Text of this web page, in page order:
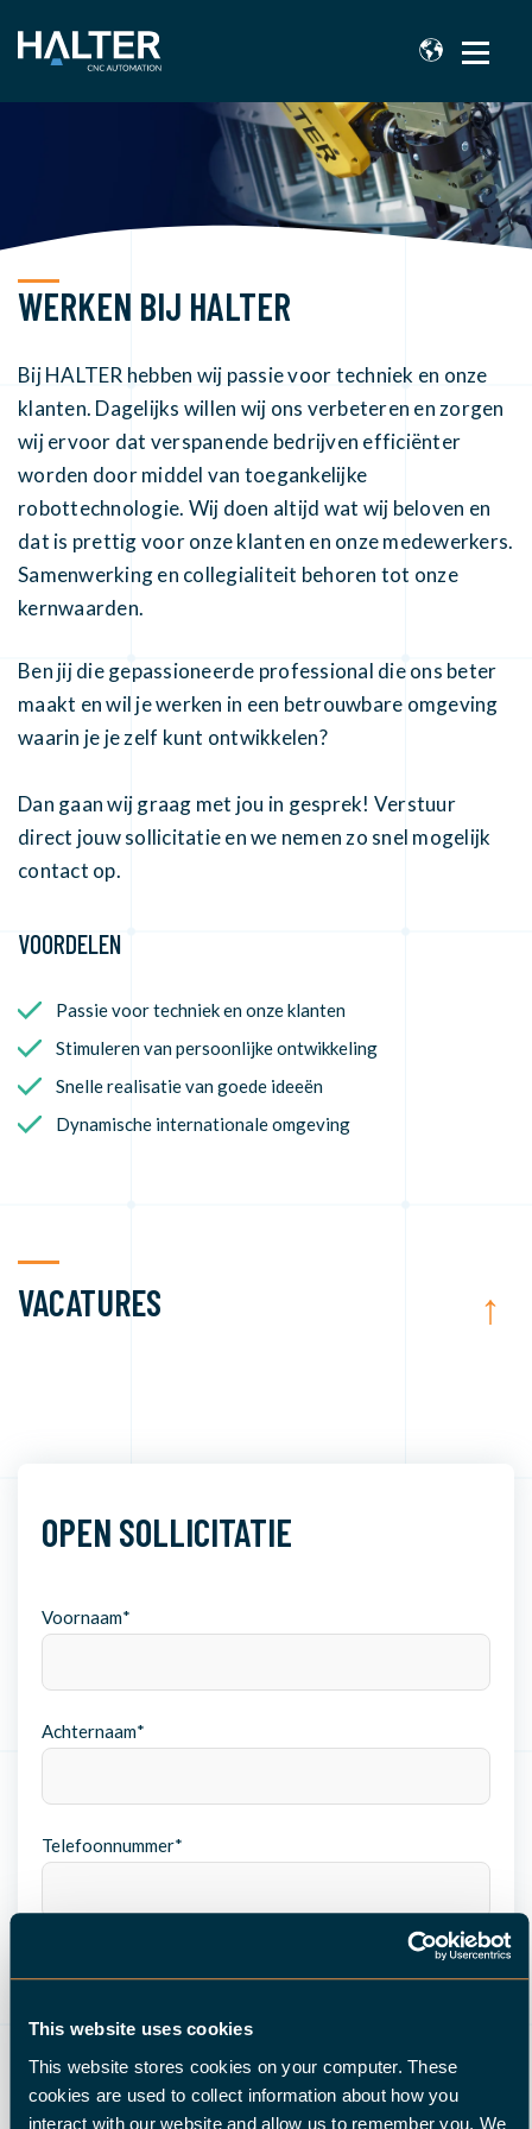
This website uses cookies
This website stores cookies on your computer. These
cookies are used to collect information about how you
interact with our website and allow us to remember you. We
WERKEN BIJ HALTER
Bij HALTER hebben wij passie voor techniek en onze
klanten. Dagelijks willen wij ons verbeteren en zorgen
wij ervoor dat verspanende bedrijven efficiënter
worden door middel van toegankelijke
robottechnologie. Wij doen altijd wat wij beloven en
dat is prettig voor onze klanten en onze medewerkers.
Samenwerking en collegialiteit behoren tot onze
kernwaarden.
Ben jij die gepassioneerde professional die ons beter
maakt en wil je werken in een betrouwbare omgeving
waarin je je zelf kunt ontwikkelen?
Dan gaan wij graag met jou in gesprek! Verstuur
direct jouw sollicitatie en we nemen zo snel mogelijk
contact op.
VOORDELEN
Passie voor techniek en onze klanten
Stimuleren van persoonlijke ontwikkeling
Snelle realisatie van goede ideeën
Dynamische internationale omgeving
VACATURES ↑
OPEN SOLLICITATIE
Voornaam*
Achternaam*
Telefoonnummer*
Land*